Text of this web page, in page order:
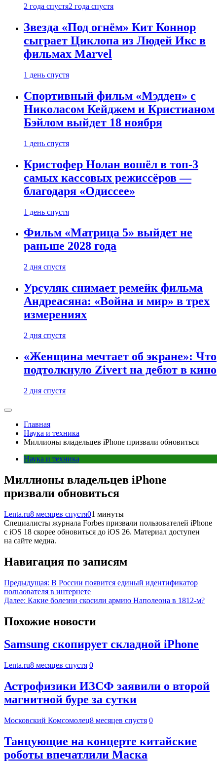
2 года спустя2 года спустя
Звезда «Под огнём» Кит Коннор
сыграет Циклопа из Людей Икс в
фильмах Marvel
1 день спустя
Спортивный фильм «Мэдден» с
Николасом Кейджем и Кристианом
Бэйлом выйдет 18 ноября
1 день спустя
Кристофер Нолан вошёл в топ-3
самых кассовых режиссёров —
благодаря «Одиссее»
1 день спустя
Фильм «Матрица 5» выйдет не
раньше 2028 года
2 дня спустя
Урсуляк снимает ремейк фильма
Андреасяна: «Война и мир» в трех
измерениях
2 дня спустя
«Женщина мечтает об экране»: Что
подтолкнуло Zivert на дебют в кино
2 дня спустя
Главная
Наука и техника
Миллионы владельцев iPhone призвали обновиться
Наука и техника
Миллионы владельцев iPhone
призвали обновиться
Lenta.ru8 месяцев спустя01 минуты
Специалисты журнала Forbes призвали пользователей iPhone
c iOS 18 скорее обновиться до iOS 26. Материал доступен
на сайте медиа.
Навигация по записям
Предыдущая: В России появится единый идентификатор
пользователя в интернете
Далее: Какие болезни скосили армию Наполеона в 1812-м?
Похожие новости
Samsung скопирует складной iPhone
Lenta.ru8 месяцев спустя 0
Астрофизики ИЗСФ заявили о второй
магнитной буре за сутки
Московский Комсомолец8 месяцев спустя 0
Танцующие на концерте китайские
роботы впечатлили Маска